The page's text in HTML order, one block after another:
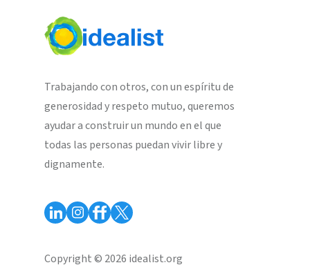
Trabajando con otros, con un espíritu de
generosidad y respeto mutuo, queremos
ayudar a construir un mundo en el que
todas las personas puedan vivir libre y
dignamente.
Copyright © 2026 idealist.org